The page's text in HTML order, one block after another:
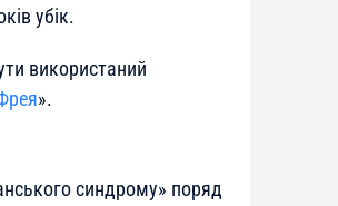
убік.
використаний
».
синдрому» поряд